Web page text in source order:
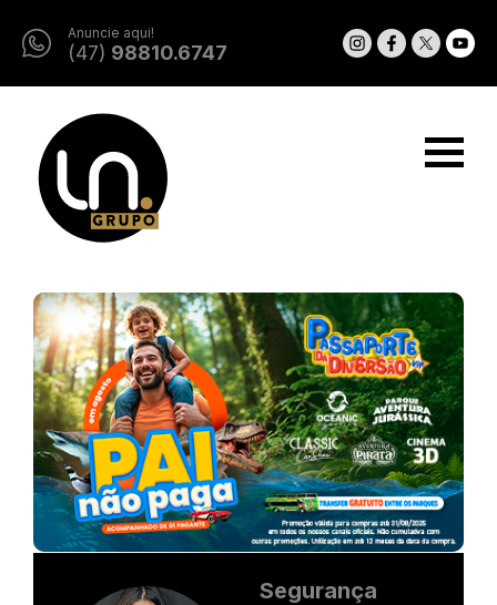
Anuncie aqui!
(47) 98810.6747
Segurança